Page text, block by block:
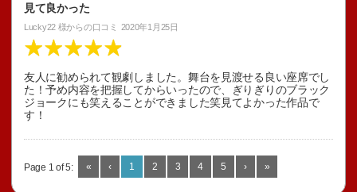
見て良かった
Lucky22 様からの口コミ 2020年1月25日
友人に勧められて観劇しました。舞台を見渡せる良い座席でし
た！予め内容を把握してからいったので、ぎりぎりのブラック
ジョークにも笑えることができました笑見てよかった作品で
す！
Page 1 of 5: « ‹ 1 2 3 4 5 › »